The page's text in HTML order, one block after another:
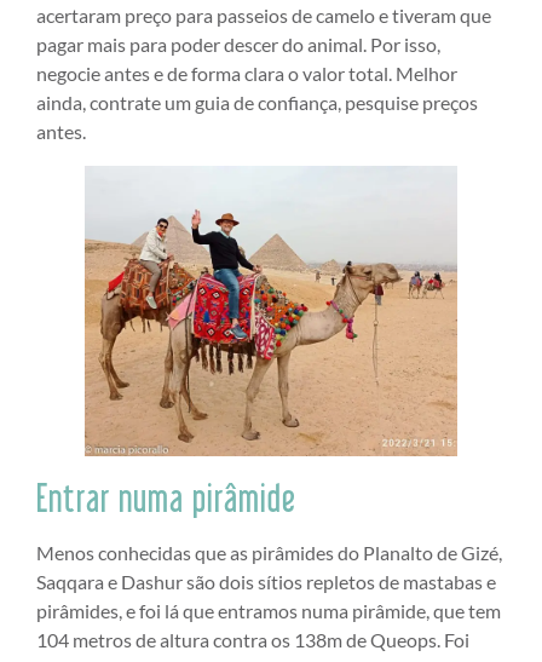
acertaram preço para passeios de camelo e tiveram que
pagar mais para poder descer do animal. Por isso,
negocie antes e de forma clara o valor total. Melhor
ainda, contrate um guia de confiança, pesquise preços
antes.
Entrar numa pirâmide
Menos conhecidas que as pirâmides do Planalto de Gizé,
Saqqara e Dashur são dois sítios repletos de mastabas e
pirâmides, e foi lá que entramos numa pirâmide, que tem
104 metros de altura contra os 138m de Queops. Foi